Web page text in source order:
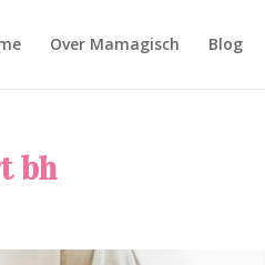
Over Mamagisch Blog
bh